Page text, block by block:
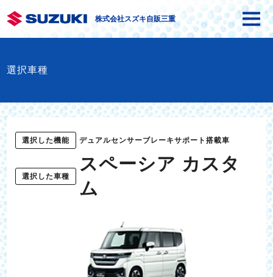
株式会社スズキ自販三重
選択車種
選択した機能 デュアルセンサーブレーキサポート搭載車
選択した車種
スペーシア カスタ
ム